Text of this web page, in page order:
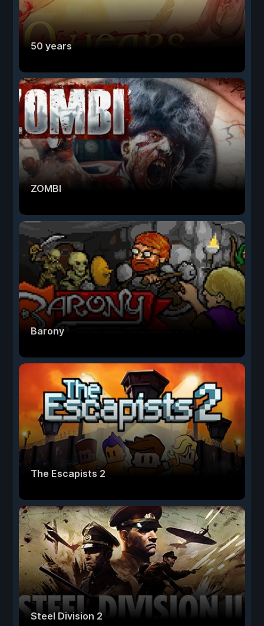
50 years
ZOMBI
Barony
The Escapists 2
Steel Division 2